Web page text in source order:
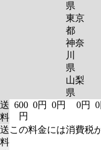
県
東京
都
神奈
川
県
山梨
県
送
料
600
円
0円 0円 0円
送
料
この料金には消費税